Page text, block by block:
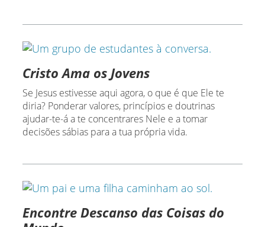
Cristo Ama os Jovens
Se Jesus estivesse aqui agora, o que é que Ele te
diria? Ponderar valores, princípios e doutrinas
ajudar-te-á a te concentrares Nele e a tomar
decisões sábias para a tua própria vida.
Encontre Descanso das Coisas do